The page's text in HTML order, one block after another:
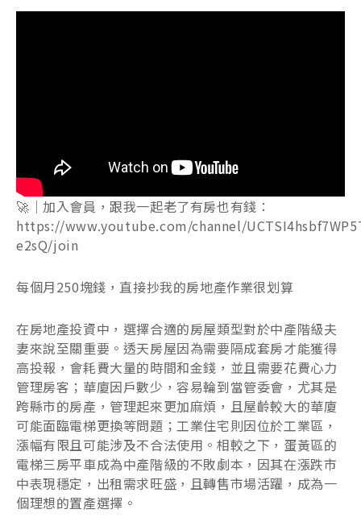
🚀｜加入會員，跟我一起老了有房也有錢：
https://www.youtube.com/channel/
e2sQ/join
每個月250塊錢，直接抄我的房地產作業很划算
在房地產投資中，選擇合適的房屋類型對於中產階級夫
妻來說至關重要。透天房屋因為需要隔成套房才能獲得
高投報，會耗費大量的時間和金錢，並且需要花費心力
管理房客；華廈因戶數少，容易輪到當管委會，尤其是
跨縣市的房產，管理起來更加麻煩，且屋齡較大的華廈
可能面臨電梯更換等問題；工業住宅則因位於工業區，
漲幅有限且可能涉及不合法使用。相較之下，蛋黃區的
電梯三房平車成為中產階級的不敗劇本，因其在漲跌市
中表現穩定，出租需求旺盛，且轉售市場活躍，成為一
個理想的置產選擇。